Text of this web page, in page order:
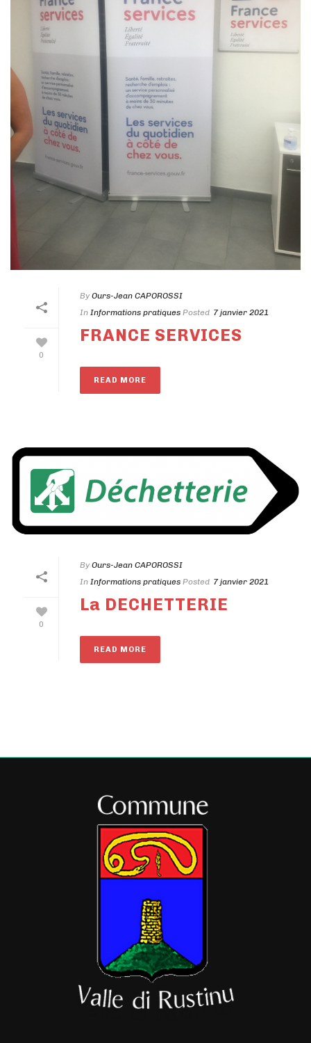
0
ByOurs-Jean CAPOROSSI
In Informations pratiques Posted 7 janvier 2021
FRANCE SERVICES
READ MORE
0
ByOurs-Jean CAPOROSSI
In Informations pratiques Posted 7 janvier 2021
La DECHETTERIE
READ MORE